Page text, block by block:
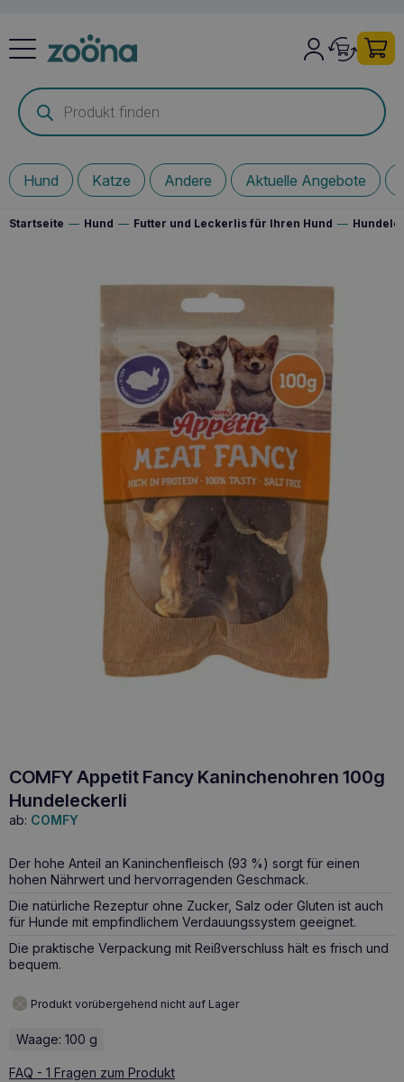
Products
search
Hund Katze Andere Aktuelle Angebote
Startseite — Hund — Futter und Leckerlis für Ihren Hund —
COMFY Appetit Fancy Kaninchenohren 100g
Hundeleckerli
ab: COMFY
Der hohe Anteil an Kaninchenfleisch (93 %) sorgt für einen
hohen Nährwert und hervorragenden Geschmack.
Die natürliche Rezeptur ohne Zucker, Salz oder Gluten ist auch
für Hunde mit empfindlichem Verdauungssystem geeignet.
Die praktische Verpackung mit Reißverschluss hält es frisch und
bequem.
Produkt vorübergehend nicht auf Lager
Waage: 100 g
FAQ - 1 Fragen zum Produkt